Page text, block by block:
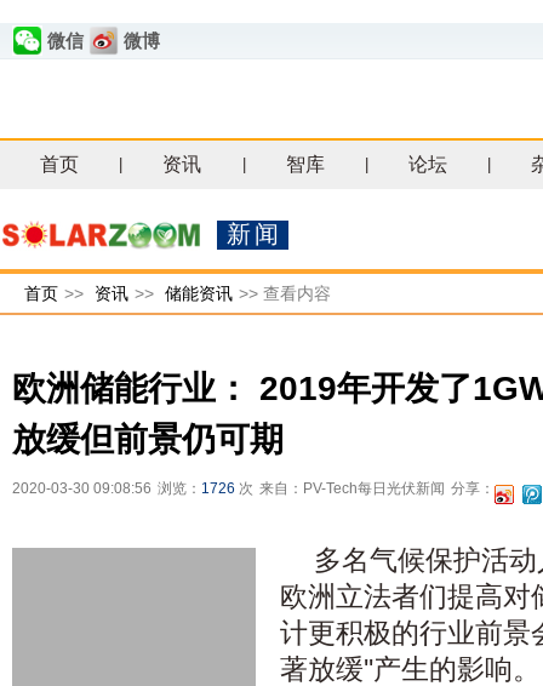
微信 微博
首页 资讯 智库 论坛
新闻
首页 >> 资讯 >> 储能资讯 >> 查看内容
欧洲储能行业： 2019年开发了
放缓但前景仍可期
2020-03-30 09:08:56 浏览： 1726 次 来自：PV-Tech每日光伏新闻 分享：
多名气候保护活
欧洲立法者们提高对
计更积极的行业前
著放缓''产生的影响。